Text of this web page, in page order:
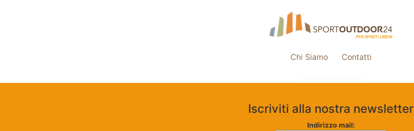
Chi Siamo Contatti
Iscriviti alla nostra newsletter
Indirizzo mail: